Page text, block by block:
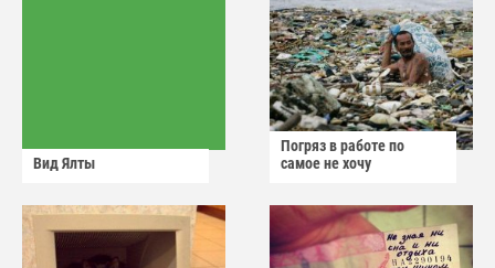
Вид Ялты
Погряз в работе по
самое не хочу